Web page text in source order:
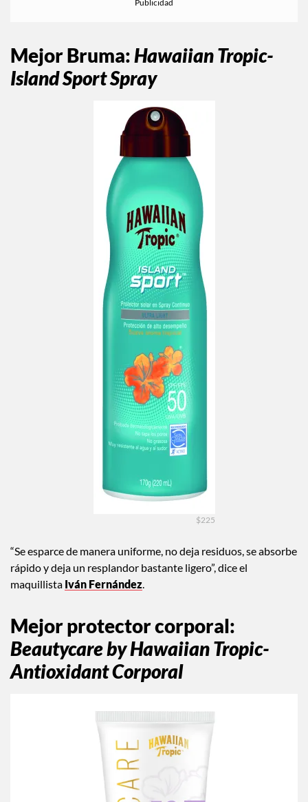
Mejor Bruma:Hawaiian Tropic-
Island Sport Spray
$225
“Se esparce de manera uniforme, no deja residuos, se absorbe
rápido y deja un resplandor bastante ligero”, dice el
maquillista Iván Fernández.
Mejor protector corporal:
Beautycare by Hawaiian Tropic-
Antioxidant Corporal